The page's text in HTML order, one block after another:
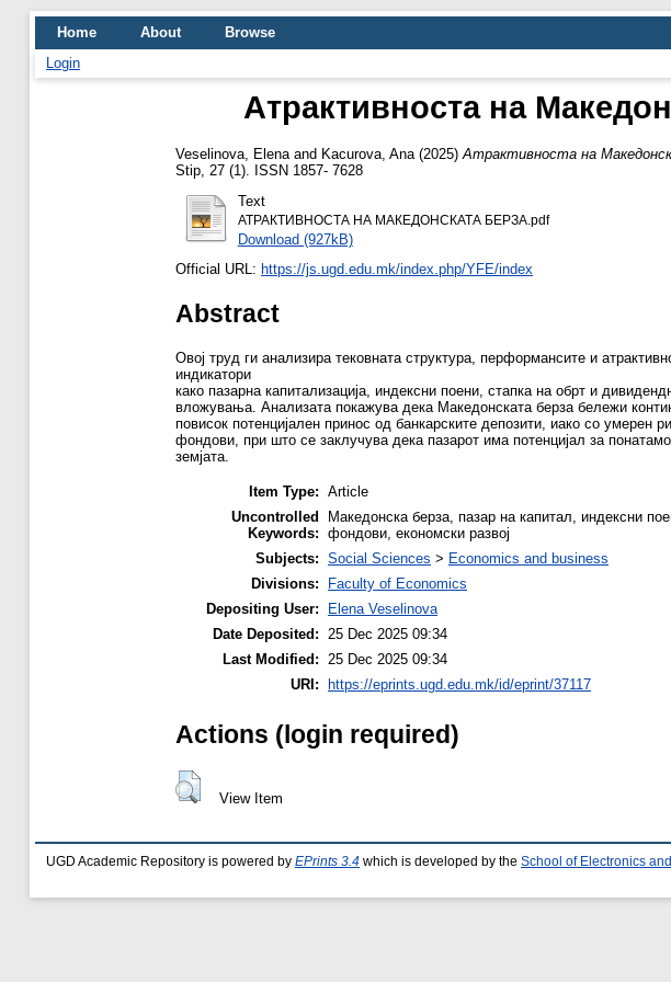
Home About
Browse
Login
Атрактивноста на
Veselinova, Elena and Kacurova, Ana (2025) Атрактивноста на
Stip, 27 (1). ISSN 1857- 7628
Text
АТРАКТИВНОСТА НА МАКЕДОНСКАТА БЕРЗА.pdf
Download (927kB)
Official URL: https://js.ugd.edu.mk/index.php/YFE/index
Abstract
Овој труд ги анализира тековната структура, перформансите и
индикатори
како пазарна капитализација, индексни поени, стапка на обрт и
вложувања. Анализата покажува дека Македонската берза бележи
повисок потенцијален принос од банкарските депозити, иако со умерен
фондови, при што се заклучува дека пазарот има потенцијал за
земјата.
Item Type: Article
Uncontrolled
Keywords:
Македонска берза, пазар на капитал, индексни
фондови, економски развој
Subjects: Social Sciences > Economics and business
Divisions:
Faculty of Economics
Depositing User:
Elena Veselinova
Date Deposited: 25 Dec 2025 09:34
Last Modified: 25 Dec 2025 09:34
URI:
https://eprints.ugd.edu.mk/id/eprint/37117
Actions (login required)
View Item
UGD Academic Repository is powered by EPrints 3.4 which is developed by the School of Electronics